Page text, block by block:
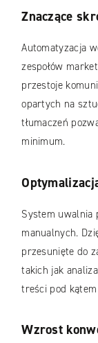
Znaczące
Automatyzacja
zespołów
przestoje
opartych na
tłumaczeń
minimum.
System uwalnia
manualnych.
przesunięte do
takich jak
treści pod
Wzrost